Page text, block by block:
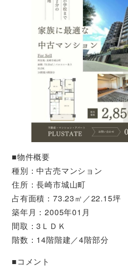
■物件概要
種別：中古売マンション
住所：長崎市城山町
占有面積：73.23㎡／22.15坪
築年月：2005年01月
間取：3ＬＤＫ
階数：14階階建／4階部分
■コメント